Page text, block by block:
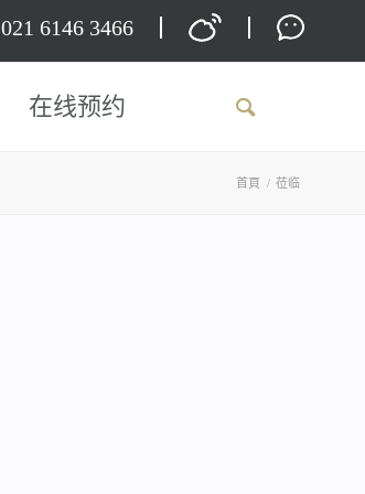
021 6146 3466
在线预约
首頁 / 莅临